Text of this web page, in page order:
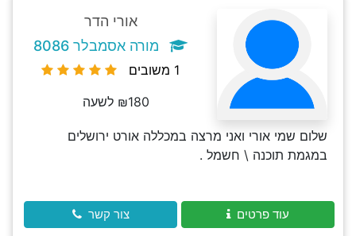
אורי הדר
מורה אסמבלר 8086
1 משובים
₪180 לשעה
שלום שמי אורי ואני מרצה במכללה אורט ירושלים
במגמת תוכנה \ חשמל .
עוד פרטים צור קשר